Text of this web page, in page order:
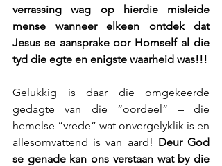
verrassing wag op hierdie misleide
mense wanneer elkeen ontdek dat
Jesus se aansprake oor Homself al die
tyd die egte en enigste waarheid was!!!
Gelukkig is daar die omgekeerde
gedagte van die “oordeel” – die
hemelse “vrede” wat onvergelyklik is en
allesomvattend is van aard! Deur God
se genade kan ons verstaan wat by die